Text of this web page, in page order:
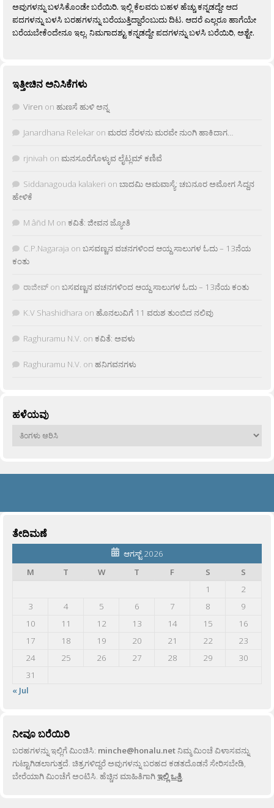
ಅವುಗಳನ್ನು ಬಳಸಿಕೊಂಡೇ ಬರೆಯಿರಿ. ಇಲ್ಲಿ ಕೆಲವರು ಬಹಳ ಹೆಚ್ಚು ಕನ್ನಡದ್ದೇ ಆದ
ಪದಗಳನ್ನು ಬಳಸಿ ಬರಹಗಳನ್ನು ಬರೆಯುತ್ತಿದ್ದಾರೆಂಬುದು ದಿಟ. ಆದರೆ ಎಲ್ಲರೂ ಹಾಗೆಯೇ
ಬರೆಯಬೇಕೆಂದೇನೂ ಇಲ್ಲ. ನಿಮಗಾದಶ್ಟು ಕನ್ನಡದ್ದೇ ಪದಗಳನ್ನು ಬಳಸಿ ಬರೆಯಿರಿ, ಅಶ್ಟೇ.
ಇತ್ತೀಚಿನ ಅನಿಸಿಕೆಗಳು
Viren on ಹುಣಸೆ ಹುಳಿ ಅನ್ನ
Janardhana Relekar on ಮರದ ನೆರಳನು ಮರವೇ ನುಂಗಿ ಹಾಕಿದಾಗ…
rjnivah on ಮನಸೂರೆಗೊಳ್ಳುವ ಲೈಟ್ಲಮ್ ಕಣಿವೆ
Siddanagouda kalakeri on ಬಾದಮಿ ಅಮವಾಸ್ಯೆ: ಚಬನೂರ ಅಮೋಗ ಸಿದ್ದನ
ಹೇಳಿಕೆ
M âñd M on ಕವಿತೆ: ಜೀವನ ಜ್ಯೋತಿ
C.P.Nagaraja on ಬಸವಣ್ಣನ ವಚನಗಳಿಂದ ಆಯ್ದ ಸಾಲುಗಳ ಓದು – 13ನೆಯ
ಕಂತು
ರಾಜೀವ್ on ಬಸವಣ್ಣನ ವಚನಗಳಿಂದ ಆಯ್ದ ಸಾಲುಗಳ ಓದು – 13ನೆಯ ಕಂತು
K.V Shashidhara on ಹೊನಲುವಿಗೆ 11 ವರುಶ ತುಂಬಿದ ನಲಿವು
Raghuramu N.V. on ಕವಿತೆ: ಅವಳು
Raghuramu N.V. on ಹನಿಗವನಗಳು
ಹಳೆಯವು
ಹಳೆಯವು
ತೇದಿಮಣೆ
ಆಗಸ್ಟ್ 2026
M
T W T F S
S
1
2
3
4 5 6 7 8
9
10
11 12 13 14 15
16
17
18 19 20 21 22
23
24
25 26 27 28 29
30
31
« Jul
ನೀವೂ ಬರೆಯಿರಿ
ಬರಹಗಳನ್ನು ಇಲ್ಲಿಗೆ ಮಿಂಚಿಸಿ: minche@honalu.netನಿಮ್ಮ ಮಿಂಚೆ ವಿಳಾಸವನ್ನು
ಗುಟ್ಟಾಗಿಡಲಾಗುತ್ತದೆ. ಚಿತ್ರಗಳಿದ್ದರೆ ಅವುಗಳನ್ನು ಬರಹದ ಕಡತದೊಡನೆ ಸೇರಿಸಬೇಡಿ,
ಬೇರೆಯಾಗಿ ಮಿಂಚೆಗೆ ಅಂಟಿಸಿ. ಹೆಚ್ಚಿನ ಮಾಹಿತಿಗಾಗಿಇಲ್ಲಿ ಒತ್ತಿ.